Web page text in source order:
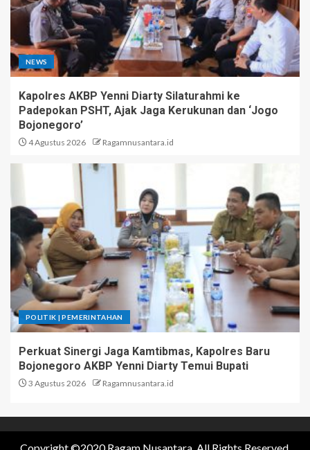
NEWS
Kapolres AKBP Yenni Diarty Silaturahmi ke
Padepokan PSHT, Ajak Jaga Kerukunan dan ‘Jogo
Bojonegoro’
4 Agustus 2026 Ragamnusantara.id
POLITIK | PEMERINTAHAN
Perkuat Sinergi Jaga Kamtibmas, Kapolres Baru
Bojonegoro AKBP Yenni Diarty Temui Bupati
3 Agustus 2026 Ragamnusantara.id
Copyright ©2020 Ragam Nusantara. All Rights Reserved.